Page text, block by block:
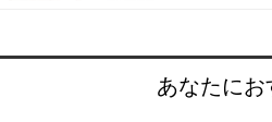
あなたにお